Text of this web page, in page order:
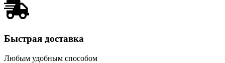
Быстрая доставка
Любым удобным способом